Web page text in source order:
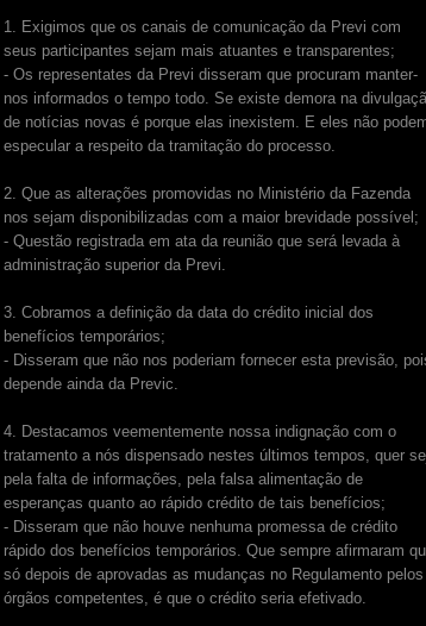
1. Exigimos que os canais de comunicação da Previ com
seus participantes sejam mais atuantes e transparentes;
- Os representates da Previ disseram que procuram manter-
nos informados o tempo todo. Se existe demora na
de notícias novas é porque elas inexistem. E eles não
especular a respeito da tramitação do processo.
2. Que as alterações promovidas no Ministério da Fazenda
nos sejam disponibilizadas com a maior brevidade possível;
- Questão registrada em ata da reunião que será levada à
administração superior da Previ.
3. Cobramos a definição da data do crédito inicial dos
benefícios temporários;
- Disseram que não nos poderiam fornecer esta previsão,
depende ainda da Previc.
4. Destacamos veementemente nossa indignação com o
tratamento a nós dispensado nestes últimos tempos, quer
pela falta de informações, pela falsa alimentação de
esperanças quanto ao rápido crédito de tais benefícios;
- Disseram que não houve nenhuma promessa de crédito
rápido dos benefícios temporários. Que sempre afirmaram
só depois de aprovadas as mudanças no Regulamento pelos
órgãos competentes, é que o crédito seria efetivado.